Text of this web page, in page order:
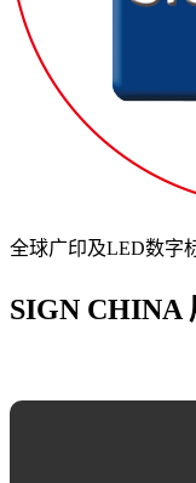
全球广印及LED数字
SIGN CHINA